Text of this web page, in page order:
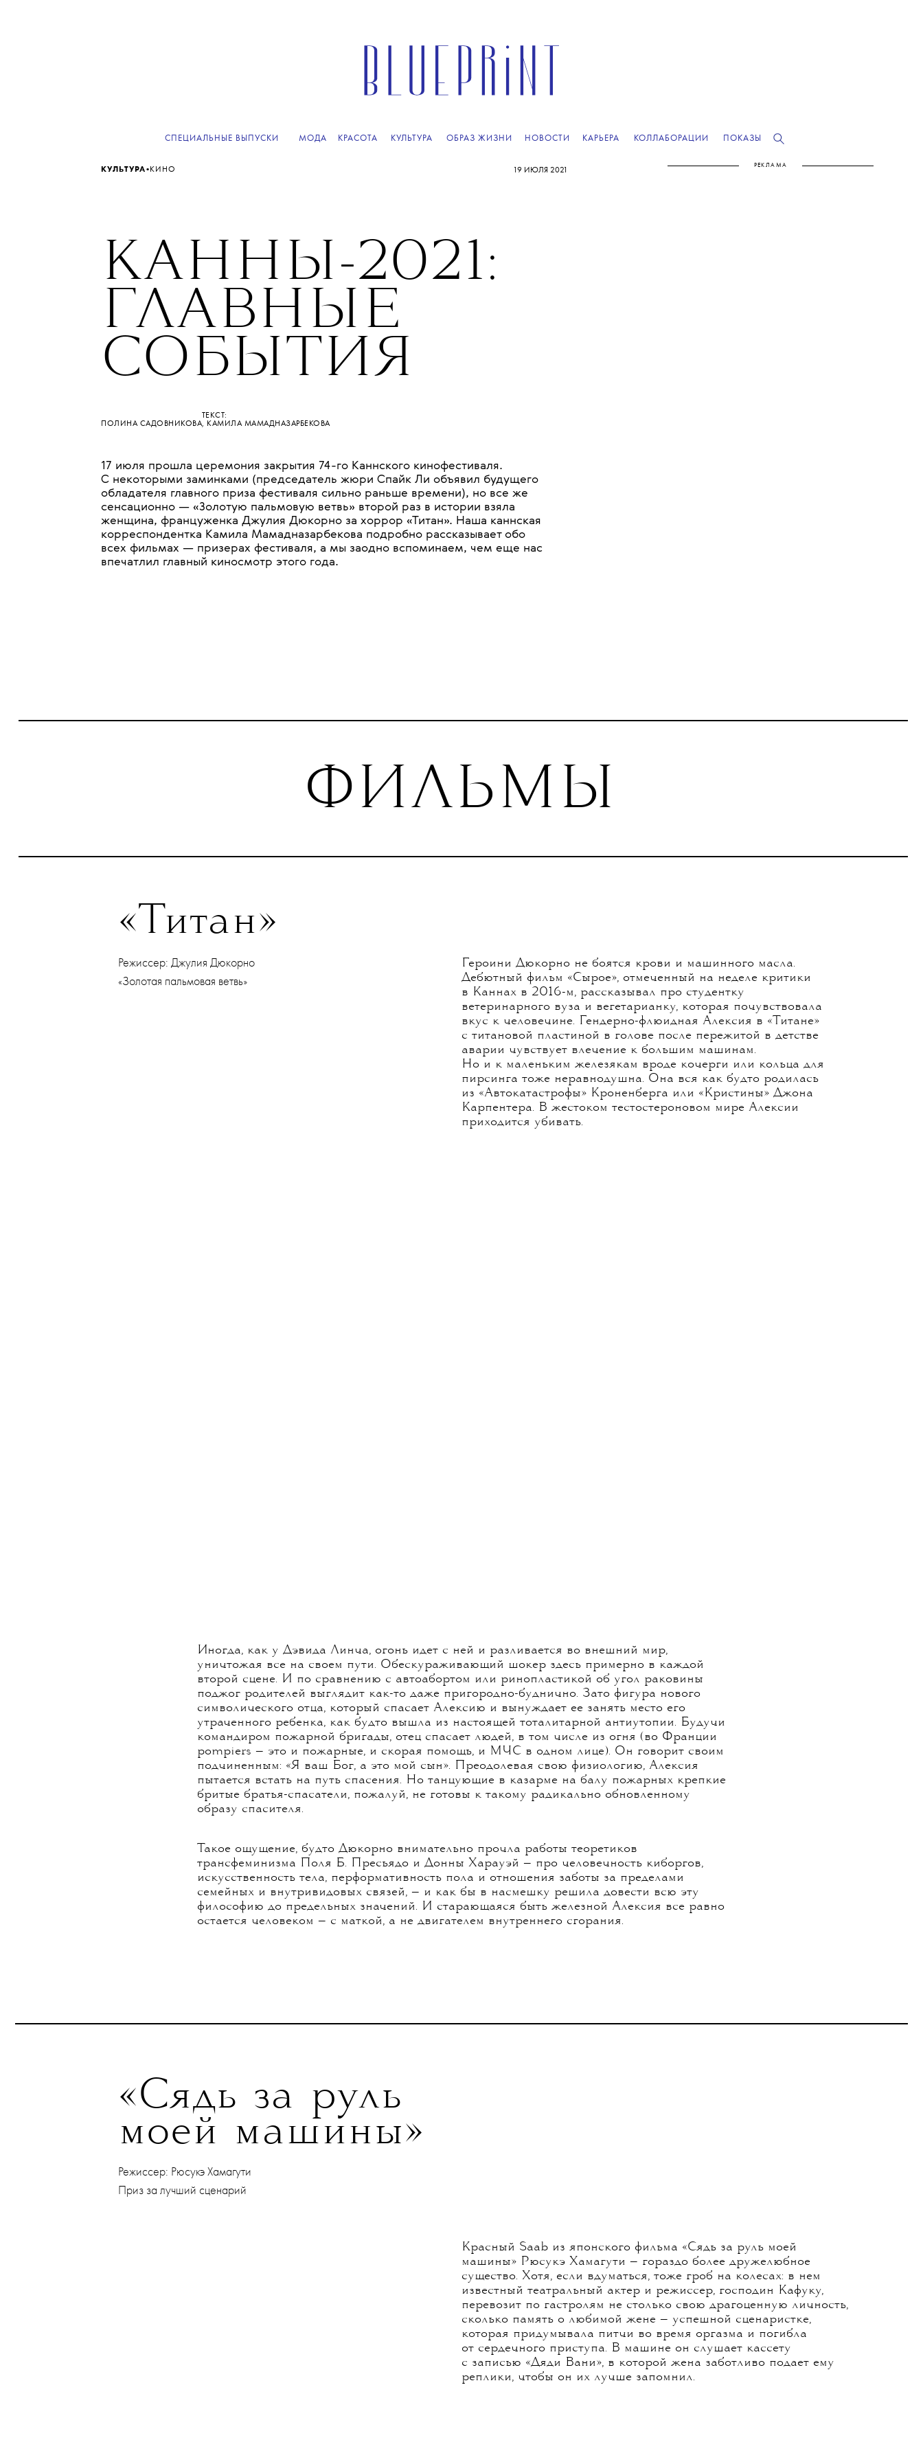
СПЕЦИАЛЬНЫЕ ВЫПУСКИ МОДА КРАСОТА КУЛЬТУРА ОБРАЗ ЖИЗНИ НОВОСТИ КАРЬЕРА КОЛЛАБОРАЦИИ ПОКАЗЫ
РЕКЛАМА
КУЛЬТУРА• КИНО 19 ИЮЛЯ 2021
КАННЫ-2021:
ГЛАВНЫЕ
СОБЫТИЯ
ТЕКСТ:
ПОЛИНА САДОВНИКОВА, КАМИЛА МАМАДНАЗАРБЕКОВА
17 июля прошла церемония закрытия 74-го Каннского кинофестиваля.
С некоторыми заминками (председатель жюри Спайк Ли объявил будущего
обладателя главного приза фестиваля сильно раньше времени), но все же
сенсационно — «Золотую пальмовую ветвь» второй раз в истории взяла
женщина, француженка Джулия Дюкорно за хоррор «Титан». Наша каннская
корреспондентка Камила Мамадназарбекова подробно рассказывает обо
всех фильмах — призерах фестиваля, а мы заодно вспоминаем, чем еще нас
впечатлил главный киносмотр этого года.
ФИЛЬМЫ
«Титан»
Режиссер: Джулия Дюкорно
«Золотая пальмовая ветвь»
Героини Дюкорно не боятся крови и машинного масла.
Дебютный фильм «Сырое», отмеченный на неделе критики
в Каннах в 2016-м, рассказывал про студентку
ветеринарного вуза и вегетарианку, которая почувствовала
вкус к человечине. Гендерно-флюидная Алексия в «Титане»
c титановой пластиной в голове после пережитой в детстве
аварии чувствует влечение к большим машинам.
Но и к маленьким железякам вроде кочерги или кольца для
пирсинга тоже неравнодушна. Она вся как будто родилась
из «Автокатастрофы» Кроненберга или «Кристины» Джона
Карпентера. В жестоком тестостероновом мире Алексии
приходится убивать.
Иногда, как у Дэвида Линча, огонь идет с ней и разливается во внешний мир,
уничтожая все на своем пути. Обескураживающий шокер здесь примерно в каждой
второй сцене. И по сравнению с автоабортом или ринопластикой об угол раковины
поджог родителей выглядит как-то даже пригородно-буднично. Зато фигура нового
символического отца, который спасает Алексию и вынуждает ее занять место его
утраченного ребенка, как будто вышла из настоящей тоталитарной антиутопии. Будучи
командиром пожарной бригады, отец спасает людей, в том числе из огня (во Франции
pompiers — это и пожарные, и скорая помощь, и МЧС в одном лице). Он говорит своим
подчиненным: «Я ваш Бог, а это мой сын». Преодолевая свою физиологию, Алексия
пытается встать на путь спасения. Но танцующие в казарме на балу пожарных крепкие
бритые братья-спасатели, пожалуй, не готовы к такому радикально обновленному
образу спасителя.
Такое ощущение, будто Дюкорно внимательно прочла работы теоретиков
трансфеминизма Поля Б. Пресьядо и Донны Харауэй — про человечность киборгов,
искусственность тела, перформативность пола и отношения заботы за пределами
семейных и внутривидовых связей, — и как бы в насмешку решила довести всю эту
философию до предельных значений. И старающаяся быть железной Алексия все равно
остается человеком — с маткой, а не двигателем внутреннего сгорания.
«Сядь за руль
моей машины»
Режиссер: Рюсукэ Хамагути
Приз за лучший сценарий
Красный Saab из японского фильма «Сядь за руль моей
машины» Рюсукэ Хамагути — гораздо более дружелюбное
существо. Хотя, если вдуматься, тоже гроб на колесах: в нем
известный театральный актер и режиссер, господин Кафуку,
перевозит по гастролям не столько свою драгоценную личность,
сколько память о любимой жене — успешной сценаристке,
которая придумывала питчи во время оргазма и погибла
от сердечного приступа. В машине он слушает кассету
с записью «Дяди Вани», в которой жена заботливо подает ему
реплики, чтобы он их лучше запомнил.